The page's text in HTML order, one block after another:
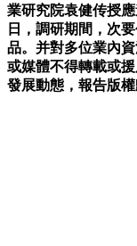
業研究院袁健传授
日，調研期間，次
品。并對多位業內
或媒體不得轉載或
發展動態，報告版